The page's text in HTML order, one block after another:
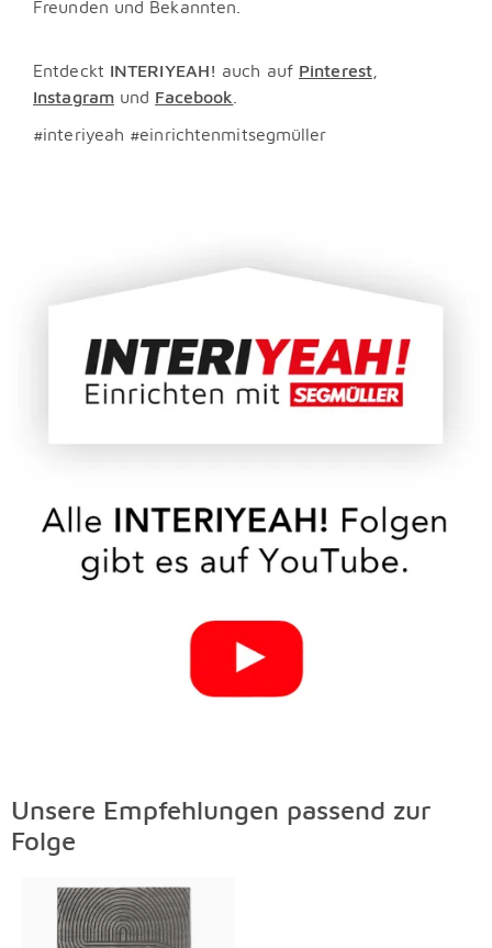
Freunden und Bekannten.
Entdeckt INTERIYEAH! auch auf Pinterest,
Instagramund Facebook
#interiyeah #einrichtenmitsegmüller
Unsere Empfehlungen passend zur Folge Überspringen
Unsere Empfehlungen passend zur
Folge